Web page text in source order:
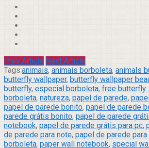
Prev Article Next Article
Tags:animais, animais borboleta, animals
butterfly wallpaper, butterfly wallpaper
butterfly, especial borboleta, free butterfly
borboleta, natureza, papel de parede,
papel de parede bonito, papel de parede
parede grátis bonito, papel de parede
notebook, papel de parede grátis para pc,
de parede para note, papel de parede
borboleta, paper wall notebook, special